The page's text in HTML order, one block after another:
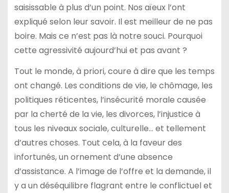
saisissable à plus d’un point. Nos aïeux l’ont
expliqué selon leur savoir. Il est meilleur de ne pas
boire. Mais ce n’est pas là notre souci. Pourquoi
cette agressivité aujourd’hui et pas avant ?
Tout le monde, à priori, coure à dire que les temps
ont changé. Les conditions de vie, le chômage, les
politiques réticentes, l’insécurité morale causée
par la cherté de la vie, les divorces, l’injustice à
tous les niveaux sociale, culturelle… et tellement
d’autres choses. Tout cela, à la faveur des
infortunés, un ornement d’une absence
d’assistance. A l’image de l’offre et la demande, il
y a un déséquilibre flagrant entre le conflictuel et